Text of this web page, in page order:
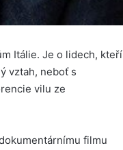
Itálie. Je o lidech, kteří
vztah, neboť s
vilu ze
filmu